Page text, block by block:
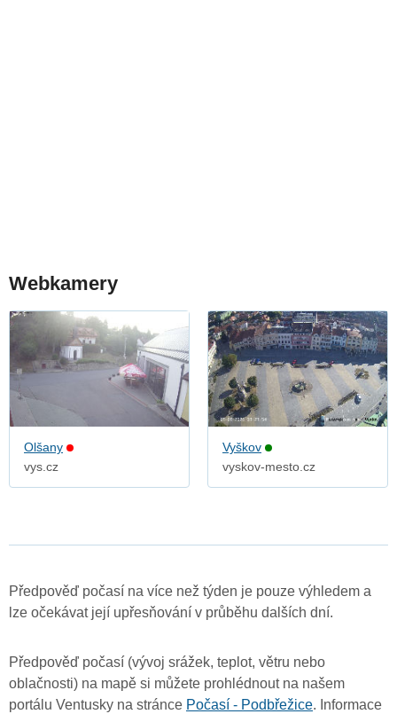
Webkamery
Olšany
vys.cz
Vyškov
vyskov-mesto.cz
Předpověď počasí na více než týden je pouze výhledem a
lze očekávat její upřesňování v průběhu dalších dní.
Předpověď počasí (vývoj srážek, teplot, větru nebo
oblačnosti) na mapě si můžete prohlédnout na našem
portálu Ventusky na stránce Počasí - Podbřežice. Informace